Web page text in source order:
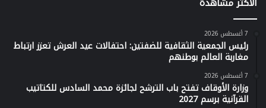
7 أغسطس 2026
رئيس الجمعية الثقافية للضفتين: احتفالات عيد العرش تعزز ارتباط
مغاربة العالم بوطنهم
7 أغسطس 2026
وزارة الأوقاف تفتح باب الترشح لجائزة محمد السادس للكتاتيب
القرآنية برسم 2027